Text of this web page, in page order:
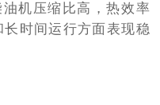
机压缩比高，热效率
时间运行方面表现稳